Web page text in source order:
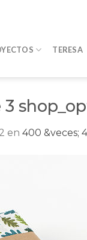
TERESA
en 400 &veces;